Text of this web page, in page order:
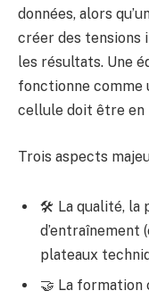
données, alors
créer des tensions
les résultats. Une
fonctionne comme
cellule doit être en
Trois aspects
🛠 La qualité, la
d’entraînement
plateaux
🤝 La formation